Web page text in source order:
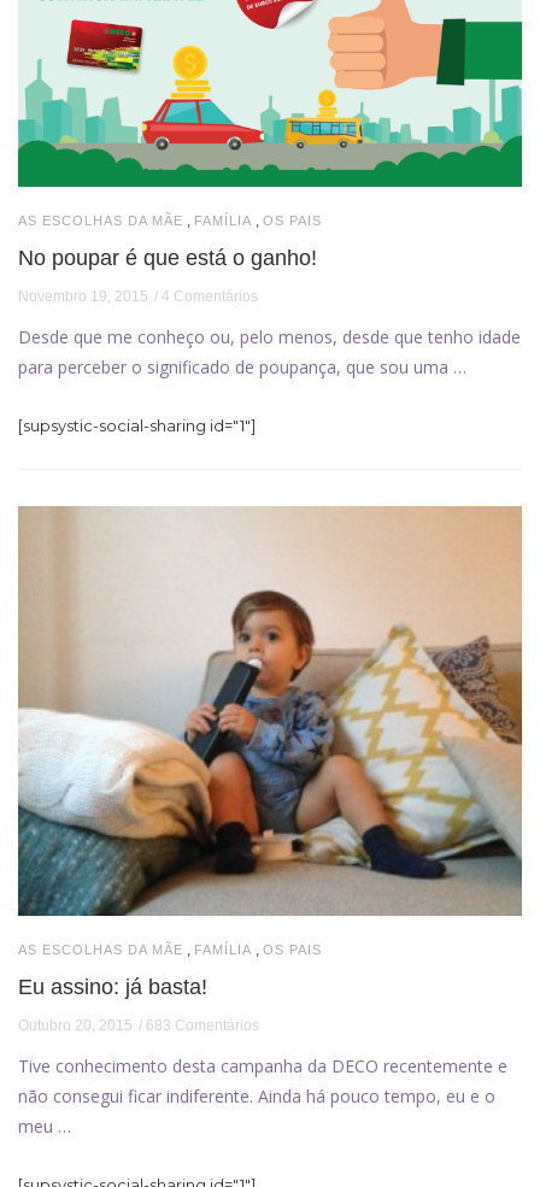
AS ESCOLHAS DA MÃE , FAMÍLIA , OS PAIS
No poupar é que está o ganho!
Novembro 19, 2015 4 Comentários
Desde que me conheço ou, pelo menos, desde que tenho idade
para perceber o significado de poupança, que sou uma …
[supsystic-social-sharing id="1"]
AS ESCOLHAS DA MÃE , FAMÍLIA , OS PAIS
Eu assino: já basta!
Outubro 20, 2015 683 Comentários
Tive conhecimento desta campanha da DECO recentemente e
não consegui ficar indiferente. Ainda há pouco tempo, eu e o
meu …